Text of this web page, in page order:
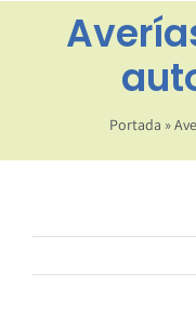
Portada »